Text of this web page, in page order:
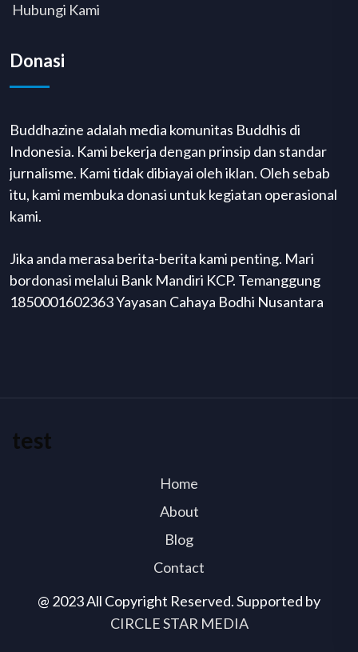
Hubungi Kami
Donasi
Buddhazine adalah media komunitas Buddhis di
Indonesia. Kami bekerja dengan prinsip dan standar
jurnalisme. Kami tidak dibiayai oleh iklan. Oleh sebab
itu, kami membuka donasi untuk kegiatan operasional
kami.
Jika anda merasa berita-berita kami penting. Mari
bordonasi melalui Bank Mandiri KCP. Temanggung
1850001602363 Yayasan Cahaya Bodhi Nusantara
@ 2023 All Copyright Reserved. Supported by
CIRCLE STAR MEDIA
test
Home
About
Blog
Contact